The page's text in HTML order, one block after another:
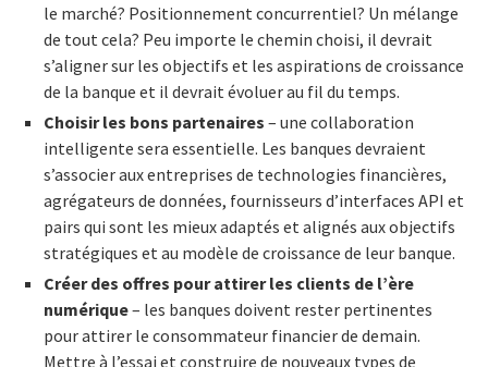
le marché? Positionnement concurrentiel? Un mélange
de tout cela? Peu importe le chemin choisi, il devrait
s’aligner sur les objectifs et les aspirations de croissance
de la banque et il devrait évoluer au fil du temps.
Choisir les bons partenaires – une collaboration
intelligente sera essentielle. Les banques devraient
s’associer aux entreprises de technologies financières,
agrégateurs de données, fournisseurs d’interfaces API et
pairs qui sont les mieux adaptés et alignés aux objectifs
stratégiques et au modèle de croissance de leur banque.
Créer des offres pour attirer les clients de l’ère
numérique– les banques doivent rester pertinentes
pour attirer le consommateur financier de demain.
Mettre à l’essai et construire de nouveaux types de